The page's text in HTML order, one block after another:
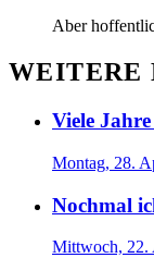
Aber
WEITERE
Viele
Montag, 28.
Nochmal
Mittwoch, 22.